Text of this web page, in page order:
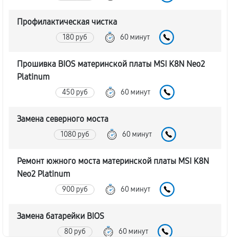
Профилактическая чистка
180 руб 60 минут
Прошивка BIOS материнской платы MSI K8N Neo2
Platinum
450 руб 60 минут
Замена северного моста
1080 руб 60 минут
Ремонт южного моста материнской платы MSI K8N
Neo2 Platinum
900 руб 60 минут
Замена батарейки BIOS
80 руб 60 минут